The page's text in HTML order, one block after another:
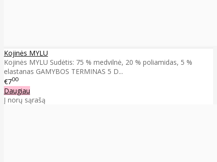
Kojinės MYLU
Kojinės MYLU Sudėtis: 75 % medvilnė, 20 % poliamidas, 5 %
elastanas GAMYBOS TERMINAS 5 D...
€700
Daugiau
Į norų sąrašą